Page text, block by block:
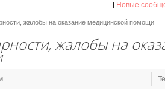
[ Новые
жалобы на оказание медицинской помощи
жалобы на